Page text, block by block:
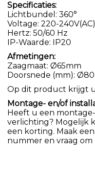
Specificaties:
Lichtbundel: 360°
Voltage: 220-240V(AC)
Hertz: 50/60 Hz
IP-Waarde: IP20
Afmetingen:
Zaagmaat: Ø65mm
Doorsnede (mm): Ø80
Op dit product krijgt u
Montage- en/of
Heeft u een
verlichting? Mogelijk
een korting. Maak een
nummer en vraag